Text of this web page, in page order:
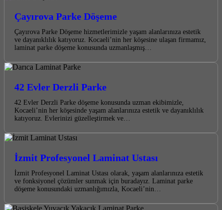
Çayırova Parke Döşeme
Çayırova Parke Döşeme hizmetlerimizle yaşam alanlarınıza estetik
ve dayanıklılık katıyoruz. Kocaeli’nin her köşesine ulaşan firmamız,
laminat parke döşeme konusunda uzmanlaşmış…
42 Evler Derzli Parke
42 Evler Derzli Parke döşeme konusunda uzman ekibimizle,
Kocaeli’nin her köşesinde yaşam alanlarınıza estetik ve dayanıklılık
katıyoruz. Evlerinizi güzelleştirmek ve…
İzmit Profesyonel Laminat Ustası
İzmit Profesyonel Laminat Ustası olarak, yaşam alanlarınıza estetik
ve fonksiyonel çözümler sunmak için buradayız. Laminat parke
döşeme konusundaki uzmanlığımızla, Kocaeli’nin…